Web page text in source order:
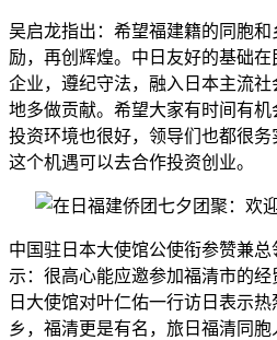
吴启龙指出：希望福建籍的同胞
励，再创辉煌。中日友好的基础
企业，遵纪守法，融入日本主流
地多做贡献。希望大家有时间有
投资环境也很好，领导们也都很
这个机遇可以去合作投资创业。
中国驻日本大使馆公使衔参赞兼
示：很高心能应邀参加福清市的
日大使馆对叶仁佑一行访日表示
乡，福清更是有名，旅日福清同